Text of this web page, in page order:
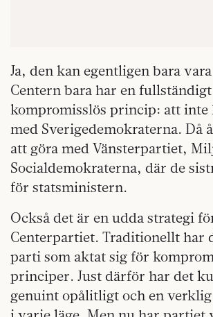
Ja, den kan egentligen bara
Centern bara har en fullständigt
kompromisslös princip: att inte
med Sverigedemokraterna. Då
att göra med Vänsterpartiet,
Socialdemokraterna, där de
för statsministern.
Också det är en udda strategi
Centerpartiet. Traditionellt har
parti som aktat sig för
principer. Just därför har det
genuint opålitligt och en